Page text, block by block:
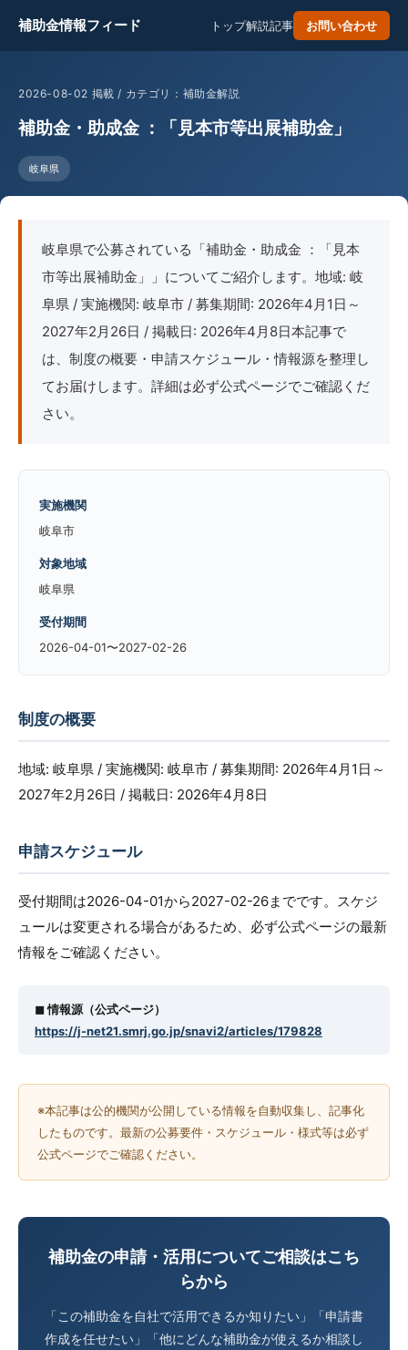
補助金情報フィード トップ解説記事 お問い合わせ
2026-08-02 掲載 / カテゴリ：補助金解説
補助金・助成金 ：「見本市等出展補助金」
岐阜県
岐阜県で公募されている「補助金・助成金 ：「見本
市等出展補助金」」についてご紹介します。地域: 岐
阜県 / 実施機関: 岐阜市 / 募集期間: 2026年4月1日～
2027年2月26日 / 掲載日: 2026年4月8日本記事で
は、制度の概要・申請スケジュール・情報源を整理し
てお届けします。詳細は必ず公式ページでご確認くだ
さい。
実施機関
岐阜市
対象地域
岐阜県
受付期間
2026-04-01〜2027-02-26
制度の概要
地域: 岐阜県 / 実施機関: 岐阜市 / 募集期間: 2026年4月1日～
2027年2月26日 / 掲載日: 2026年4月8日
申請スケジュール
受付期間は2026-04-01から2027-02-26までです。スケジ
ュールは変更される場合があるため、必ず公式ページの最新
情報をご確認ください。
◼︎ 情報源（公式ページ）
https://j-net21.smrj.go.jp/snavi2/articles/179828
※本記事は公的機関が公開している情報を自動収集し、記事化
したものです。最新の公募要件・スケジュール・様式等は必ず
公式ページでご確認ください。
補助金の申請・活用についてご相談はこち
らから
「この補助金を自社で活用できるか知りたい」「申請書
作成を任せたい」「他にどんな補助金が使えるか相談し